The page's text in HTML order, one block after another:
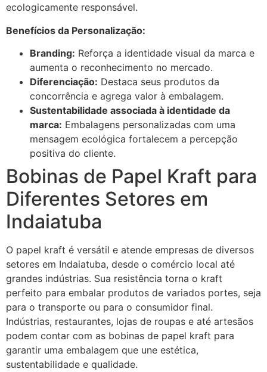
ecologicamente responsável.
Benefícios da Personalização:
Branding: Reforça a identidade visual da marca e
aumenta o reconhecimento no mercado.
Diferenciação: Destaca seus produtos da
concorrência e agrega valor à embalagem.
Sustentabilidade associada à identidade da
marca: Embalagens personalizadas com uma
mensagem ecológica fortalecem a percepção
positiva do cliente.
Bobinas de Papel Kraft para
Diferentes Setores em
Indaiatuba
O papel kraft é versátil e atende empresas de diversos
setores em Indaiatuba, desde o comércio local até
grandes indústrias. Sua resistência torna o kraft
perfeito para embalar produtos de variados portes, seja
para o transporte ou para o consumidor final.
Indústrias, restaurantes, lojas de roupas e até artesãos
podem contar com as bobinas de papel kraft para
garantir uma embalagem que une estética,
sustentabilidade e qualidade.